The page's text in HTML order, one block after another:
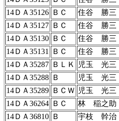
14ＤＡ35126 ＢＣ 住谷 勝三
14ＤＡ35127 ＢＣ 住谷 勝三
14ＤＡ35130 ＢＣ 住谷 勝三
14ＤＡ35131
ＢＣ 住谷 勝三
14ＤＡ35287 ＢＬＫ 児玉 光三
14ＤＡ35288 Ｂ 児玉 光三
14ＤＡ35289 ＢＣＷ 児玉 光三
14ＤＡ36264 ＢＣ 林 稲之助
14ＤＡ36810 Ｂ 宇枝 幹治